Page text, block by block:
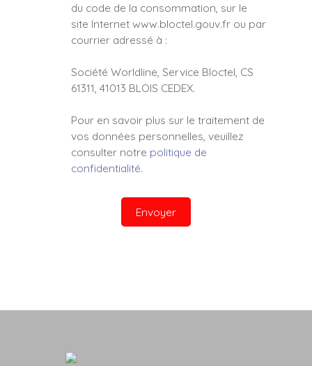
du code de la consommation, sur le
site Internet www.bloctel.gouv.fr ou par
courrier adressé à :
Société Worldline, Service Bloctel, CS
61311, 41013 BLOIS CEDEX.
Pour en savoir plus sur le traitement de
vos données personnelles, veuillez
consulter notre politique de
confidentialité.
Envoyer